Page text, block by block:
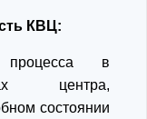
КВЦ:
процесса в
центра,
состоянии